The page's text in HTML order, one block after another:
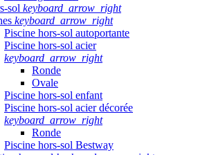
sol keyboard_arrow_right
keyboard_arrow_right
Piscine hors-sol autoportante
Piscine hors-sol acier
keyboard_arrow_right
Ronde
Ovale
Piscine hors-sol enfant
Piscine hors-sol acier décorée
keyboard_arrow_right
Ronde
Piscine hors-sol Bestway